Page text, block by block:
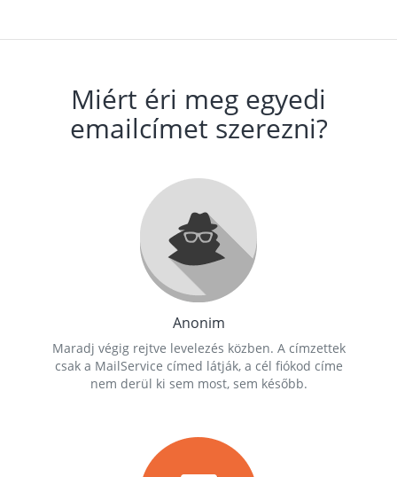
Miért éri meg egyedi
emailcímet szerezni?
Anonim
Maradj végig rejtve levelezés közben. A címzettek
csak a MailService címed látják, a cél fiókod címe
nem derül ki sem most, sem később.